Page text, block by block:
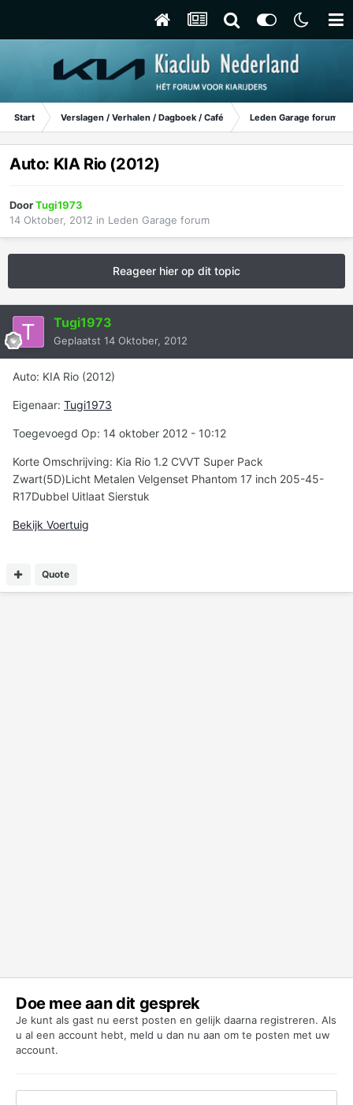
Start Verslagen / Verhalen / Dagboek / Café Leden Garage forum
Auto: KIA Rio (2012)
DoorTugi1973
14 Oktober, 2012 in Leden Garage forum
Reageer hier op dit topic
Tugi1973
Geplaatst 14 Oktober, 2012
Auto: KIA Rio (2012)
Eigenaar: Tugi1973
Toegevoegd Op: 14 oktober 2012 - 10:12
Korte Omschrijving: Kia Rio 1.2 CVVT Super Pack
Zwart(5D)Licht Metalen Velgenset Phantom 17 inch 205-45-
R17Dubbel Uitlaat Sierstuk
Bekijk Voertuig
Quote
Doe mee aan dit gesprek
Je kunt als gast nu eerst posten en gelijk daarna registreren. Als
u al een account hebt, meld u dan nu aan om te posten met uw
account.